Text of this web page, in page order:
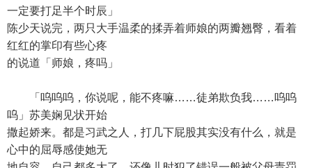
一定要打足半个时辰」
陈少天说完，两只大手温柔的揉弄着师娘的两瓣翘臀，看着
红红的掌印有些心疼
的说道「师娘，疼吗」
「呜呜呜，你说呢，能不疼嘛……徒弟欺负我……呜呜
呜」苏美娴见状开始
撒起娇来。都是习武之人，打几下屁股其实没有什么，就是
心中的屈辱感使她无